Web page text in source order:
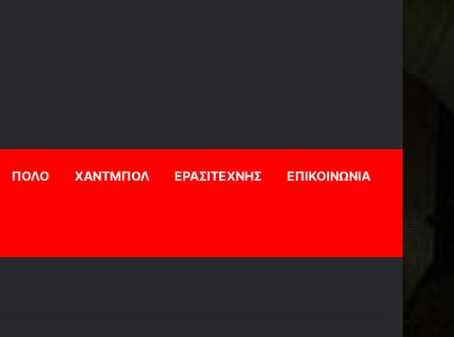
ΠΟΛΟ ΧΑΝΤΜΠΟΛ ΕΡΑΣΙΤΕΧΝΗΣ ΕΠΙΚΟΙΝΩΝΙΑ